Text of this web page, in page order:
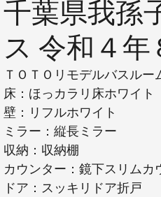
千葉県我孫
ス 令和４
ＴＯＴＯリモデルバスル
床：ほっカラリ床ホワイト
壁：リフルホワイト
ミラー：縦長ミラー
収納：収納棚
カウンター：鏡下スリムカ
ドア：スッキリドア折戸